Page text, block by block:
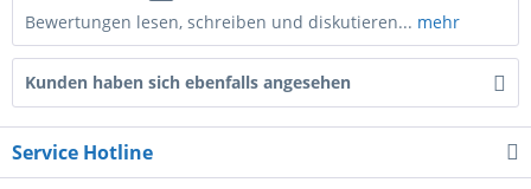
Bewertungen lesen, schreiben und diskutieren... mehr
Kunden haben sich ebenfalls angesehen
Service Hotline